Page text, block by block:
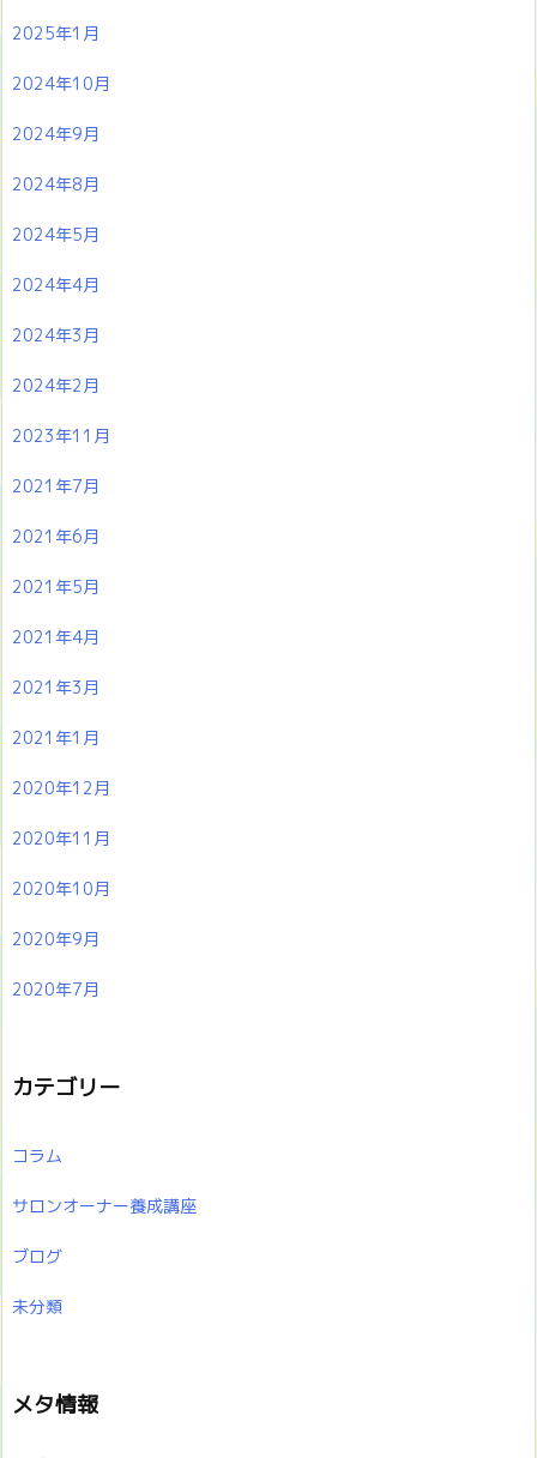
2025年1月
2024年10月
2024年9月
2024年8月
2024年5月
2024年4月
2024年3月
2024年2月
2023年11月
2021年7月
2021年6月
2021年5月
2021年4月
2021年3月
2021年1月
2020年12月
2020年11月
2020年10月
2020年9月
2020年7月
カテゴリー
コラム
サロンオーナー養成講座
ブログ
未分類
メタ情報